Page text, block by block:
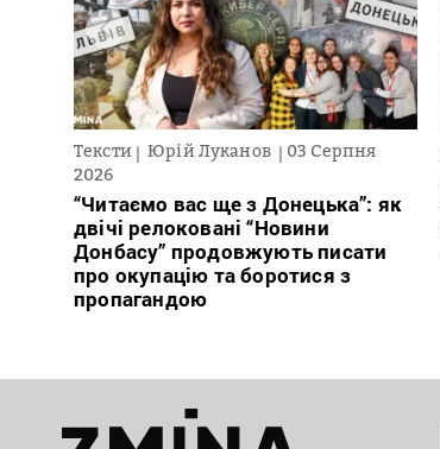
Тексти Юрій Луканов
03 Серпня
2026
“Читаємо вас ще з Донецька”: як
двічі релоковані “Новини
Донбасу” продовжують писати
про окупацію та боротися з
пропагандою